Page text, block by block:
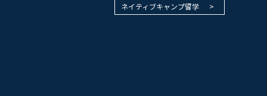
ネイティブキャンプ留学